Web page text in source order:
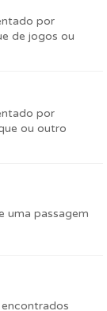
por
de jogos ou
por
ou outro
uma passagem